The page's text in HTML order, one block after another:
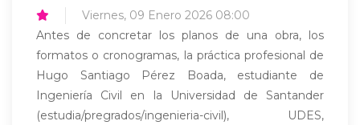
Viernes, 09 Enero 2026 08:00
Antes de concretar los planos de una obra, los
formatos o cronogramas, la práctica profesional de
Hugo Santiago Pérez Boada, estudiante de
Ingeniería Civil en la Universidad de Santander
(estudia/pregrados/ingenieria-civil), UDES,